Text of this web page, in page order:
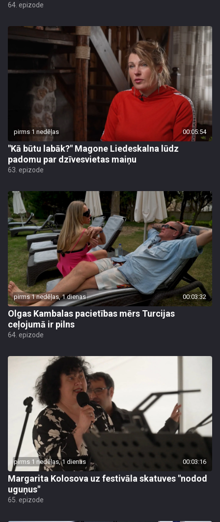
64. epizode
pirms 1 nedēļas 00:05:54
"Kā būtu labāk?" Magone Liedeskalna lūdz
padomu par dzīvesvietas maiņu
63. epizode
pirms 1 nedēļas, 1 dienas 00:03:32
Olgas Kambalas pacietības mērs Turcijas
ceļojumā ir pilns
64. epizode
pirms 1 nedēļas, 1 dienas 00:03:16
Margarita Kolosova uz festivāla skatuves "nodod
uguņus"
65. epizode